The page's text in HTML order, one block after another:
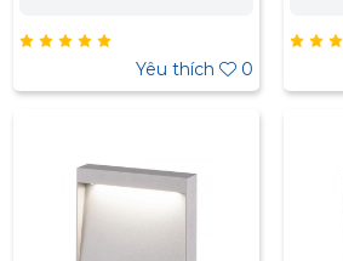
Quang thông: 72 lm
Nhiệt độ màu: 3000K
(ánh sáng vàng) Chỉ số
thước (LxWxH): 40 x 40
x 50 mm Kích thước lỗ
khoét (Ø): 25 mm
Yêu thích 0
mm
x